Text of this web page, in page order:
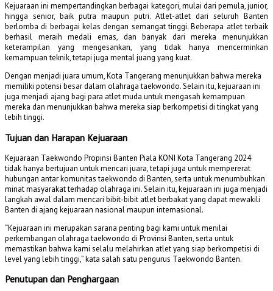
Kejuaraan ini mempertandingkan berbagai kategori, mulai dari pemula, junior,
hingga senior, baik putra maupun putri. Atlet-atlet dari seluruh Banten
berlomba di berbagai kelas dengan semangat tinggi. Beberapa atlet terbaik
berhasil meraih medali emas, dan banyak dari mereka menunjukkan
keterampilan yang mengesankan, yang tidak hanya mencerminkan
kemampuan teknik, tetapi juga mental juang yang kuat.
Dengan menjadi juara umum, Kota Tangerang menunjukkan bahwa mereka
memiliki potensi besar dalam olahraga taekwondo. Selain itu, kejuaraan ini
juga menjadi ajang bagi para atlet muda untuk mengasah kemampuan
mereka dan menunjukkan bahwa mereka siap berkompetisi di tingkat yang
lebih tinggi.
Tujuan dan Harapan Kejuaraan
Kejuaraan Taekwondo Propinsi Banten Piala KONI Kota Tangerang 2024
tidak hanya bertujuan untuk mencari juara, tetapi juga untuk mempererat
hubungan antar komunitas taekwondo di Banten, serta untuk menumbuhkan
minat masyarakat terhadap olahraga ini. Selain itu, kejuaraan ini juga menjadi
langkah awal dalam mencari bibit-bibit atlet berbakat yang dapat mewakili
Banten di ajang kejuaraan nasional maupun internasional.
“Kejuaraan ini merupakan sarana penting bagi kami untuk menilai
perkembangan olahraga taekwondo di Provinsi Banten, serta untuk
memastikan bahwa kami selalu melahirkan atlet yang siap berkompetisi di
level yang lebih tinggi,” kata salah satu pengurus Taekwondo Banten.
Penutupan dan Penghargaan